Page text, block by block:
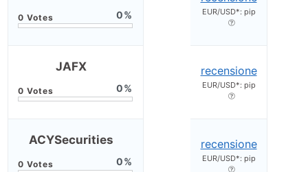
0 EUR/USD*: pip
JAFX
0
recensione
EUR/USD*: pip
ACYSecurities
0
recensione
EUR/USD*: pip